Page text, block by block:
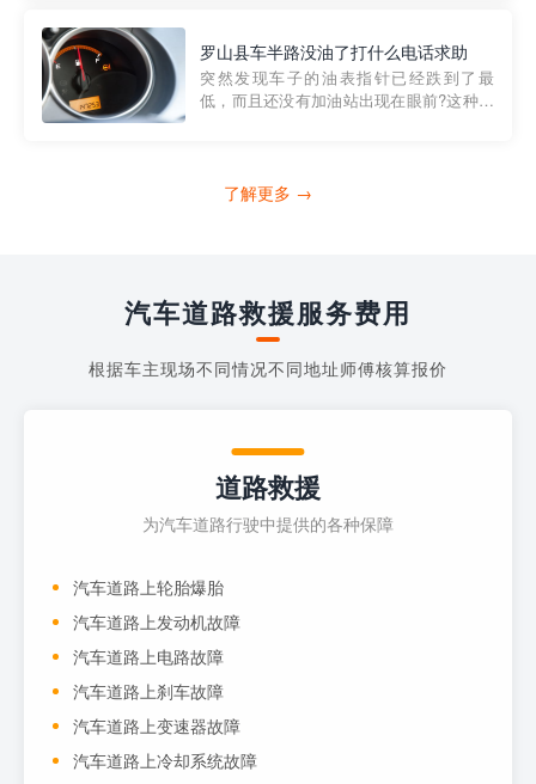
越者小程序是一款专门解决汽车没油问题
的在线服务平台。通过...
罗山县车半路没油了打什么电话求助
突然发现车子的油表指针已经跌到了最
低，而且还没有加油站出现在眼前?这种情
打4006363122请求送油人员来帮助你。
了解更多 →
汽车道路救援服务费用
根据车主现场不同情况不同地址师傅核算报价
道路救援
为汽车道路行驶中提供的各种保障
汽车道路上轮胎爆胎
汽车道路上发动机故障
汽车道路上电路故障
汽车道路上刹车故障
汽车道路上变速器故障
汽车道路上冷却系统故障